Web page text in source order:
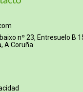
nº 23, Entresuelo B
A Coruña